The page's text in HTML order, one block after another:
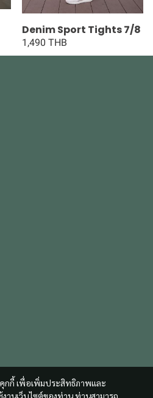
Denim Sport Tights 7/8
1,490 THB
กกี้ เพื่อเพิ่มประสิทธิภาพและ
านเว็บไซต์ของท่าน ท่านสามารถ